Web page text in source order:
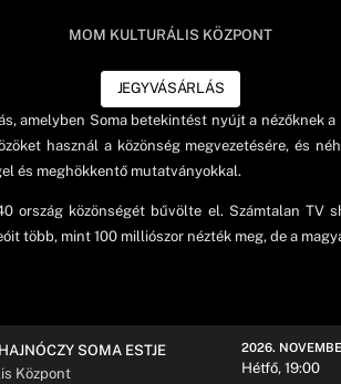
MOM KULTURÁLIS KÖZPONT
JEGYVÁSÁRLÁS
amelyben Soma betekintést nyújt a
használ a közönség megvezetésére, és
és meghökkentő mutatványokkal.
ország közönségét bűvölte el. Számtalan TV
több, mint 100 milliószor nézték meg, de a
SOMA ESTJE
Központ
2026.
Hétfő, 19:00